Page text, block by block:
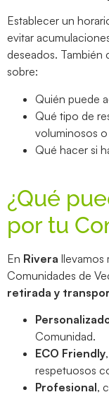
Establecer un
evitar
deseados. También
sobre:
Quién puede
Qué tipo de
voluminosos
Qué hacer si
¿Qué
por tu
En Rivera llevamos
Comunidades de
retirada y
Comunidad.
ECO Friendly
respetuosos
Profesional,